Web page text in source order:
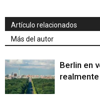
Artículo relacionados
Más del autor
Berlin en